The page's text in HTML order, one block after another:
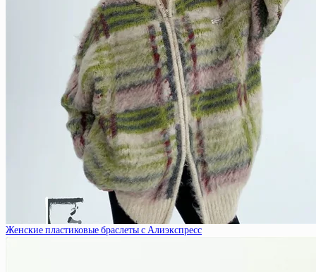
Женские пластиковые браслеты с Алиэкспресс